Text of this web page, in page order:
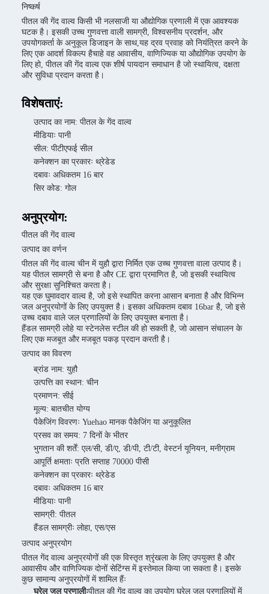
निष्कर्ष
पीतल की गेंद वाल्व किसी भी नलसाजी या औद्योगिक प्रणाली में एक आवश्यक
घटक है। इसकी उच्च गुणवत्ता वाली सामग्री, विश्वसनीय प्रदर्शन, और
उपयोगकर्ता के अनुकूल डिजाइन के साथ,यह द्रव प्रवाह को नियंत्रित करने के
लिए एक आदर्श विकल्प हैचाहे वह आवासीय, वाणिज्यिक या औद्योगिक उपयोग के
लिए हो, पीतल की गेंद वाल्व एक शीर्ष पायदान समाधान है जो स्थायित्व, दक्षता
और सुविधा प्रदान करता है।
विशेषताएं:
उत्पाद का नाम: पीतल के गेंद वाल्व
मीडियाः पानी
सील: पीटीएफई सील
कनेक्शन का प्रकारः थ्रेडेड
दबावः अधिकतम 16 बार
सिर कोड: गोल
अनुप्रयोग:
पीतल की गेंद वाल्व
उत्पाद का वर्णन
पीतल की गेंद वाल्व चीन में युहौ द्वारा निर्मित एक उच्च गुणवत्ता वाला उत्पाद है।
यह पीतल सामग्री से बना है और CE द्वारा प्रमाणित है, जो इसकी स्थायित्व
और सुरक्षा सुनिश्चित करता है।
यह एक घुमावदार वाल्व है, जो इसे स्थापित करना आसान बनाता है और विभिन्न
जल अनुप्रयोगों के लिए उपयुक्त है। इसका अधिकतम दबाव 16bar है, जो इसे
उच्च दबाव वाले जल प्रणालियों के लिए उपयुक्त बनाता है।
हैंडल सामग्री लोहे या स्टेनलेस स्टील की हो सकती है, जो आसान संचालन के
लिए एक मजबूत और मजबूत पकड़ प्रदान करती है।
उत्पाद का विवरण
ब्रांड नाम: युहौ
उत्पत्ति का स्थान: चीन
प्रमाणन: सीई
मूल्य: बातचीत योग्य
पैकेजिंग विवरणः Yuehao मानक पैकेजिंग या अनुकूलित
प्रसव का समय: 7 दिनों के भीतर
भुगतान की शर्तें: एल/सी, डी/ए, डी/पी, टी/टी, वेस्टर्न यूनियन, मनीग्राम
आपूर्ति क्षमताः प्रति सप्ताह 70000 पीसी
कनेक्शन का प्रकारः थ्रेडेड
दबावः अधिकतम 16 बार
मीडियाः पानी
सामग्री: पीतल
हैंडल सामग्रीः लोहा, एस/एस
उत्पाद अनुप्रयोग
पीतल गेंद वाल्व अनुप्रयोगों की एक विस्तृत श्रृंखला के लिए उपयुक्त है और
आवासीय और वाणिज्यिक दोनों सेटिंग्स में इस्तेमाल किया जा सकता है। इसके
कुछ सामान्य अनुप्रयोगों में शामिल हैंः
घरेलू जल प्रणालीःपीतल की गेंद वाल्व का उपयोग घरेलू जल प्रणालियों में